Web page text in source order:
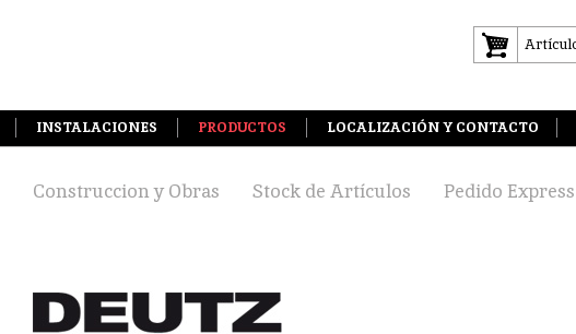
INSTALACIONES PRODUCTOS LOCALIZACIÓN Y CONTACTO
Construccion y Obras Stock de Artículos Pedido Express